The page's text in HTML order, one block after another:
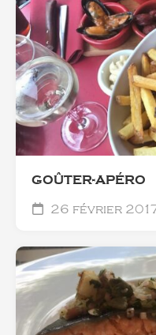
GOÛTER-APÉRO
26 février